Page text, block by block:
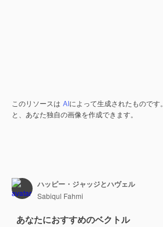
このリソースは AIによって生成されたものです。
と、あなた独自の画像を作成できます。
ハッピー・ジャッジとハヴェル
Sabiqul Fahmi
あなたにおすすめのベクトル